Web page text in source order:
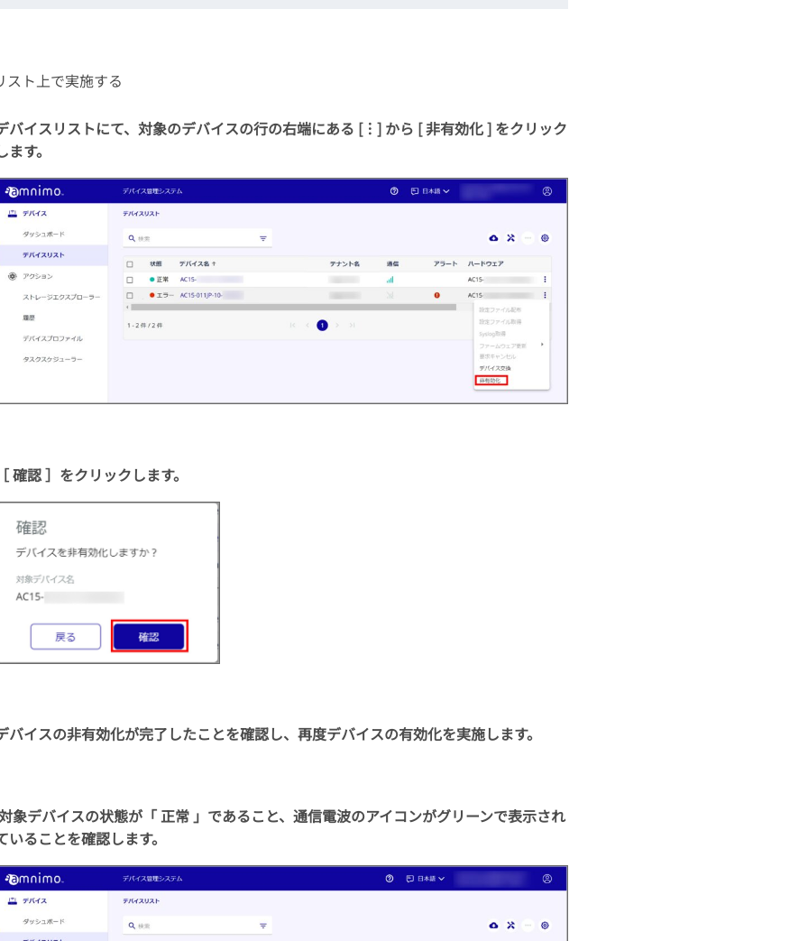
スト上で実施する
バイスリストにて、対象のデバイスの行の右端にある [︙] から [ 非有効化 ] をクリック
ます。
確認 ］をクリックします。
バイスの非有効化が完了したことを確認し、再度デバイスの有効化を実施します。
象デバイスの状態が「 正常 」であること、通信電波のアイコンがグリーンで表示され
いることを確認します。